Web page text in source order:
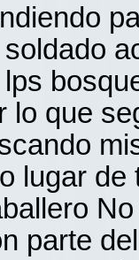
soldado
lo que
lugar de
parte